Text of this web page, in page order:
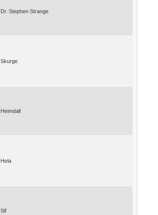
Dr. Stephen Strange
Skurge
Heimdall
Hela
Sif